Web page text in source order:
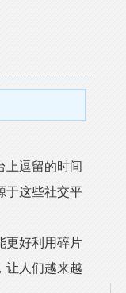
逗留的时间
于这些社交平
好利用碎片
让人们越来越